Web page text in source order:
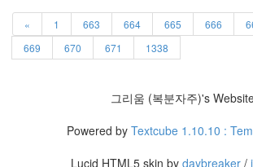
« 1 663 664 665 666
669
670 671 1338
사
는
이
야
그리움 (복분자주)'s
Powered by Textcube 1.10.10 :
Lucid HTML5 skin by daybreaker/